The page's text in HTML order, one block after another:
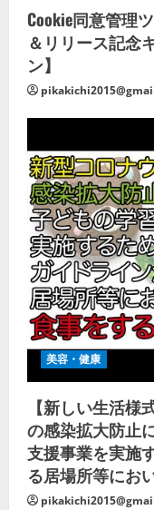
Cookie同意管理
＆リリース記念
ン】
美容・健康
【新しい生活
の感染拡大防止
支援事業を実施
る居場所等にお